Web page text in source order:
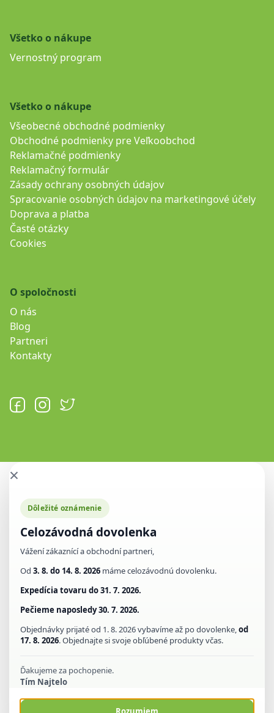
Všetko o nákupe
Vernostný program
Všetko o nákupe
Všeobecné obchodné podmienky
Obchodné podmienky pre Veľkoobchod
Reklamačné podmienky
Reklamačný formulár
Zásady ochrany osobných údajov
Spracovanie osobných údajov na marketingové účely
Doprava a platba
Časté otázky
Cookies
O spoločnosti
O nás
Blog
Partneri
Kontakty
×
Dôležité oznámenie
Celozávodná dovolenka
Vážení zákaznící a obchodní partneri,
Od 3. 8. do 14. 8. 2026 máme celozávodnú dovolenku.
Expedícia tovaru do31. 7. 2026.
Pečieme naposledy30. 7. 2026.
Objednávky prijaté od 1. 8. 2026 vybavíme až po dovolenke,od
17. 8. 2026. Objednajte si svoje obľúbené produkty včas.
Ďakujeme za pochopenie.
Tím Najtelo